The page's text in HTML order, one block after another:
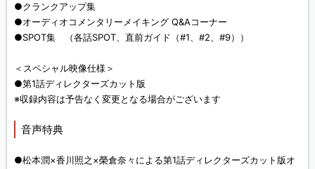
●クランクアップ集
●オーディオコメンタリーメイキング Q&Aコーナー
●SPOT集 （各話SPOT、直前ガイド（#1、#2、#9））
＜スペシャル映像仕様＞
●第1話ディレクターズカット版
※収録内容は予告なく変更となる場合がございます
音声特典
●松本潤×香川照之×榮倉奈々による第1話ディレクターズカット版オ